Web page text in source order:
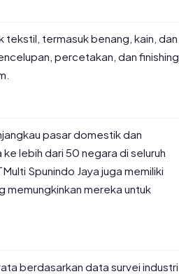
termasuk benang, kain, dan
percetakan, dan finishing
pasar domestik dan
lebih dari 50 negara di seluruh
Multi Spunindo Jaya juga memiliki
memungkinkan mereka untuk
berdasarkan data survei industri